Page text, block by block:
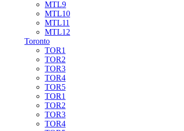
MTL9
MTL10
MTL11
MTL12
Toronto
TOR1
TOR2
TOR3
TOR4
TOR5
TOR1
TOR2
TOR3
TOR4